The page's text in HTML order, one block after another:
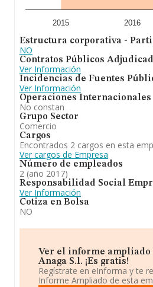
2015 2016
Estructura corporativa -
NO
Contratos Públicos
Ver Información
Incidencias de Fuentes
Ver Información
Operaciones Internacionales
No constan
Grupo Sector
Comercio
Cargos
Encontrados 2 cargos en esta
Ver cargos de Empresa
Número de empleados
2 (año 2017)
Responsabilidad Social
Ver Información
Cotiza en Bolsa
NO
Ver el informe ampliado
Anaga S.l. ¡Es gratis!
Regístrate en eInforma y te
Informe Ampliado de esta